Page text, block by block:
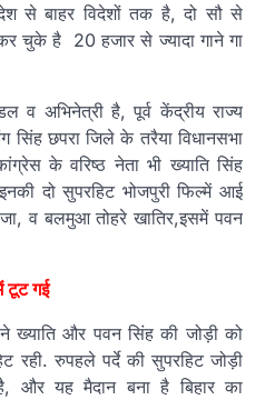
से बाहर विदेशों तक है, दो सौ से
चुके है 20 हजार से ज्यादा गाने गा
व अभिनेत्री है, पूर्व केंद्रीय राज्य
सिंह छपरा जिले के तरैया विधानसभा
के वरिष्ठ नेता भी ख्याति सिंह
दो सुपरहिट भोजपुरी फिल्में आई
व बलमुआ तोहरे खातिर,इसमें पवन
टूट गई
ने ख्याति और पवन सिंह की जोड़ी को
रही. रुपहले पर्दे की सुपरहिट जोड़ी
और यह मैदान बना है बिहार का